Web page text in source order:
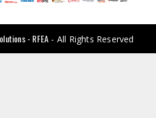
- RFEA - All Rights Reserved